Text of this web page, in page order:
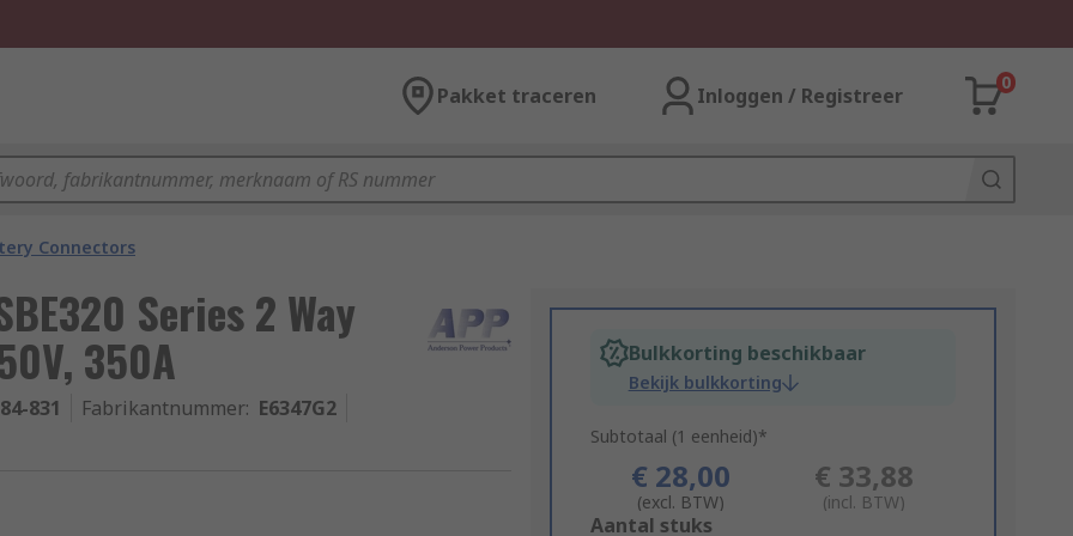
Pakket traceren Inloggen / Registreer
0
Connectors
Series 2 Way
350A
831 Fabrikantnummer: E6347G2
Bulkkorting beschikbaar
Bekijk bulkkorting
Subtotaal (1 eenheid)*
€ 28,00
(excl. BTW)
€ 33,88
(incl. BTW)
Add
Aantal stuks